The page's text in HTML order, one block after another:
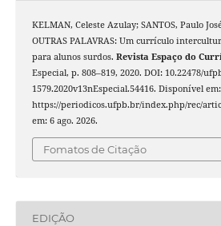
KELMAN, Celeste Azulay; SANTOS, Paulo
OUTRAS PALAVRAS: Um currículo
para alunos surdos. Revista Espaço do
Especial, p. 808–819, 2020. DOI: 10.22478/
1579.2020v13nEspecial.54416. Disponível em:
https://periodicos.ufpb.br/index.php/rec/
em: 6 ago. 2026.
Fomatos de Citação
EDIÇÃO